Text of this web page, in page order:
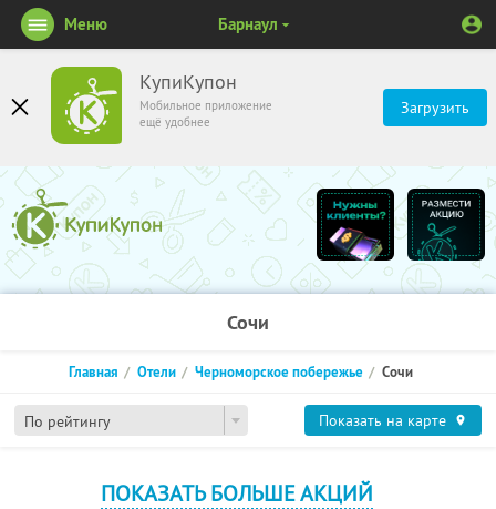
КупиКупон
Мобильное приложение
ещё удобнее
Загрузить
Меню Барнаул
Сочи
По рейтингу
Главная Отели Черноморское побережье Сочи
Показать на карте
ПОКАЗАТЬ БОЛЬШЕ АКЦИЙ